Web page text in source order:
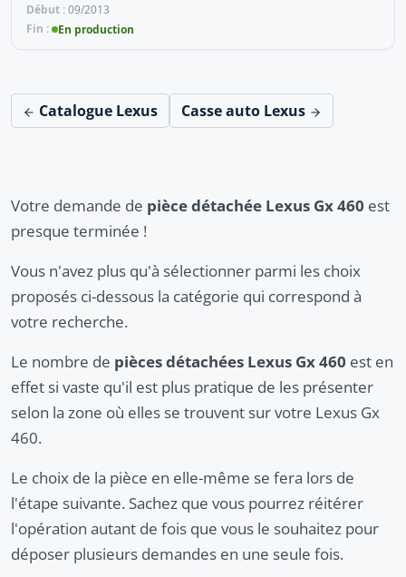
09/2013
En production
Catalogue Lexus Casse auto Lexus
Votre demande de pièce détachée Lexus Gx 460 est
presque terminée !
Vous n'avez plus qu'à sélectionner parmi les choix
proposés ci-dessous la catégorie qui correspond à
votre recherche.
Le nombre de pièces détachées Lexus Gx 460 est en
effet si vaste qu'il est plus pratique de les présenter
selon la zone où elles se trouvent sur votre Lexus Gx
460.
Le choix de la pièce en elle-même se fera lors de
l'étape suivante. Sachez que vous pourrez réitérer
l'opération autant de fois que vous le souhaitez pour
déposer plusieurs demandes en une seule fois.